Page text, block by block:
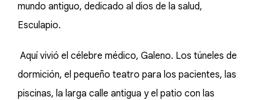
mundo antiguo, dedicado al dios de la salud,
Esculapio.
Aquí vivió el célebre médico, Galeno. Los túneles de
dormición, el pequeño teatro para los pacientes, las
piscinas, la larga calle antigua y el patio con las